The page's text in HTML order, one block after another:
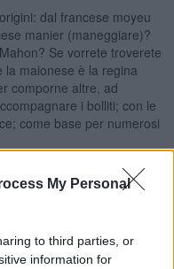
My Personal
to third parties, or
information for
dal francese moyeu
manier (maneggiare)?
Se vorrete troverete
maionese è la regina
comporne altre, ad
i bolliti; con le
come base per numerosi
in frigo per non